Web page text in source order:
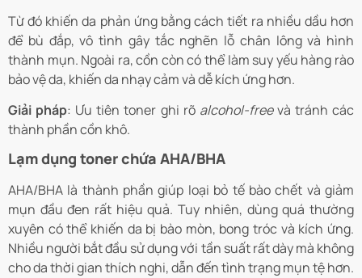
Từ đó khiến da phản ứng bằng cách tiết ra nhiều dầu hơn
để bù đắp, vô tình gây tắc nghẽn lỗ chân lông và hình
thành mụn. Ngoài ra, cồn còn có thể làm suy yếu hàng rào
bảo vệ da, khiến da nhạy cảm và dễ kích ứng hơn.
Giải pháp: Ưu tiên toner ghi rõ alcohol-freevà tránh các
thành phần cồn khô.
Lạm dụng toner chứa AHA/BHA
AHA/BHA là thành phần giúp loại bỏ tế bào chết và giảm
mụn đầu đen rất hiệu quả. Tuy nhiên, dùng quá thường
xuyên có thể khiến da bị bào mòn, bong tróc và kích ứng.
Nhiều người bắt đầu sử dụng với tần suất rất dày mà không
cho da thời gian thích nghi, dẫn đến tình trạng mụn tệ hơn.